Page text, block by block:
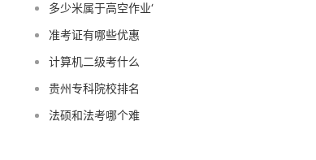
多少米属于高空作业‘
准考证有哪些优惠
计算机二级考什么
贵州专科院校排名
法硕和法考哪个难